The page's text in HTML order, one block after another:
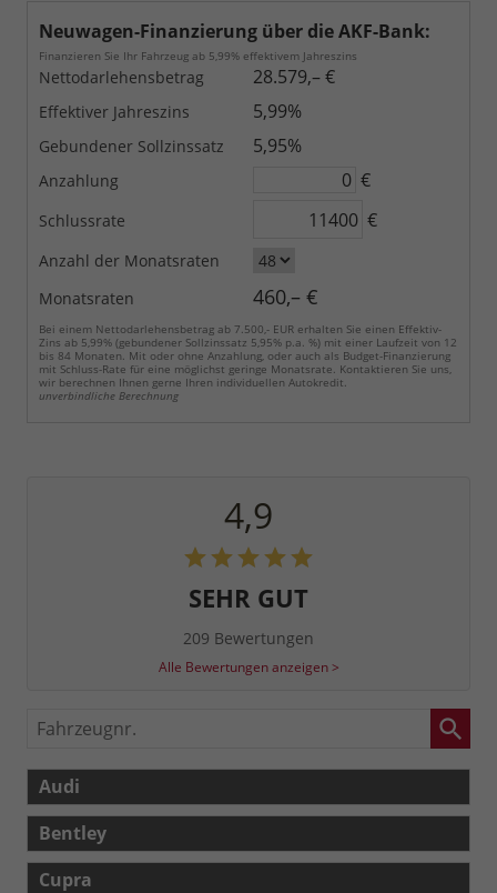
Neuwagen-Finanzierung über die AKF-Bank:
Finanzieren Sie Ihr Fahrzeug ab 5,99% effektivem Jahreszins
Nettodarlehensbetrag 28.579,– €
Effektiver Jahreszins 5,99%
Gebundener Sollzinssatz 5,95%
Anzahlung €
Schlussrate €
Anzahl der Monatsraten
Monatsraten
460,– €
Bei einem Nettodarlehensbetrag ab 7.500,- EUR erhalten Sie einen Effektiv-
Zins ab 5,99% (gebundener Sollzinssatz 5,95% p.a. %) mit einer Laufzeit von 12
bis 84 Monaten. Mit oder ohne Anzahlung, oder auch als Budget-Finanzierung
mit Schluss-Rate für eine möglichst geringe Monatsrate. Kontaktieren Sie uns,
wir berechnen Ihnen gerne Ihren individuellen Autokredit.
unverbindliche Berechnung
4,9
SEHR GUT
209 Bewertungen
Alle Bewertungen anzeigen >
Fahrzeugnr.
Audi
Bentley
Cupra